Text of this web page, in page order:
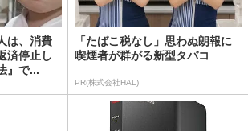
は、消費
済停止し
』で...
「たばこ税なし」思わぬ朗報に
喫煙者が群がる新型タバコ
PR(株式会社HAL)